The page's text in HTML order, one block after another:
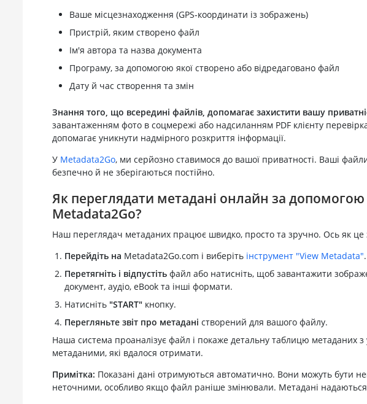
Ваше місцезнаходження (GPS‑координати із зображень)
Пристрій, яким створено файл
Ім'я автора та назва документа
Програму, за допомогою якої створено або відредаговано файл
Дату й час створення та змін
Знання того, що всередині файлів, допомагає захистити вашу
завантаженням фото в соцмережі або надсиланням PDF клієнту
допомагає уникнути надмірного розкриття інформації.
У Metadata2Go, ми серйозно ставимося до вашої приватності. Ваші
безпечно й не зберігаються постійно.
Як переглядати метадані онлайн за допомогою
Metadata2Go?
Наш переглядач метаданих працює швидко, просто та зручно. Ось як це
Перейдіть на Metadata2Go.com і виберіть інструмент "View Metadata".
Перетягніть і відпустітьфайл або натисніть, щоб завантажити
документ, аудіо, eBook та інші формати.
Натисніть "START"кнопку.
Перегляньте звіт про метадані створений для вашого файлу.
Наша система проаналізує файл і покаже детальну таблицю метаданих з
метаданими, які вдалося отримати.
Примітка: Показані дані отримуються автоматично. Вони можуть бути
неточними, особливо якщо файл раніше змінювали. Метадані надаються